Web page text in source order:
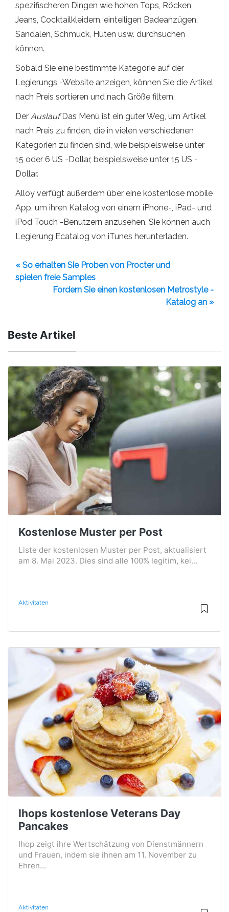
spezifischeren Dingen wie hohen Tops, Röcken,
Jeans, Cocktailkleidern, einteiligen Badeanzügen,
Sandalen, Schmuck, Hüten usw. durchsuchen
können.
Sobald Sie eine bestimmte Kategorie auf der
Legierungs -Website anzeigen, können Sie die Artikel
nach Preis sortieren und nach Größe filtern.
Der AuslaufDas Menü ist ein guter Weg, um Artikel
nach Preis zu finden, die in vielen verschiedenen
Kategorien zu finden sind, wie beispielsweise unter
15 oder 6 US -Dollar, beispielsweise unter 15 US -
Dollar.
Alloy verfügt außerdem über eine kostenlose mobile
App, um ihren Katalog von einem iPhone-, iPad- und
iPod Touch -Benutzern anzusehen. Sie können auch
Legierung Ecatalog von iTunes herunterladen.
« So erhalten Sie Proben von Procter und
spielen freie Samples
Fordern Sie einen kostenlosen Metrostyle -
Katalog an »
Beste Artikel
Kostenlose Muster per Post
Liste der kostenlosen Muster per Post, aktualisiert
am 8. Mai 2023. Dies sind alle 100% legitim, kei...
Aktivitäten
Ihops kostenlose Veterans Day
Pancakes
Ihop zeigt ihre Wertschätzung von Dienstmännern
und Frauen, indem sie ihnen am 11. November zu
Ehren...
Aktivitäten